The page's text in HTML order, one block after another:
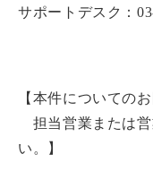
サポートデスク：
【本件についての
担当営業または営
い。】